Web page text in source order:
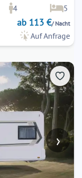
4
5
ab 113 €/ Nacht
Auf Anfrage
›